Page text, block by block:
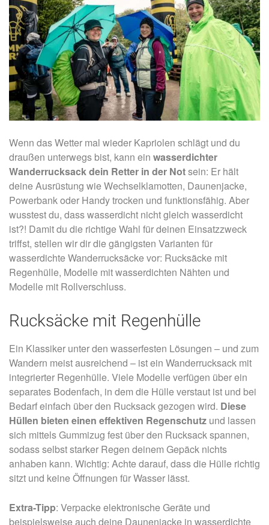
Wenn das Wetter mal wieder Kapriolen schlägt und du
draußen unterwegs bist, kann ein wasserdichter
Wanderrucksack dein Retter in der Notsein: Er hält
deine Ausrüstung wie Wechselklamotten, Daunenjacke,
Powerbank oder Handy trocken und funktionsfähig. Aber
wusstest du, dass wasserdicht nicht gleich wasserdicht
ist?! Damit du die richtige Wahl für deinen Einsatzzweck
triffst, stellen wir dir die gängigsten Varianten für
wasserdichte Wanderrucksäcke vor: Rucksäcke mit
Regenhülle, Modelle mit wasserdichten Nähten und
Modelle mit Rollverschluss.
Rucksäcke mit Regenhülle
Ein Klassiker unter den wasserfesten Lösungen – und zum
Wandern meist ausreichend – ist ein Wanderrucksack mit
integrierter Regenhülle. Viele Modelle verfügen über ein
separates Bodenfach, in dem die Hülle verstaut ist und bei
Bedarf einfach über den Rucksack gezogen wird. Diese
Hüllen bieten einen effektiven Regenschutz und lassen
sich mittels Gummizug fest über den Rucksack spannen,
sodass selbst starker Regen deinem Gepäck nichts
anhaben kann. Wichtig: Achte darauf, dass die Hülle richtig
sitzt und keine Öffnungen für Wasser lässt.
Extra-Tipp: Verpacke elektronische Geräte und
beispielsweise auch deine Daunenjacke in wasserdichte